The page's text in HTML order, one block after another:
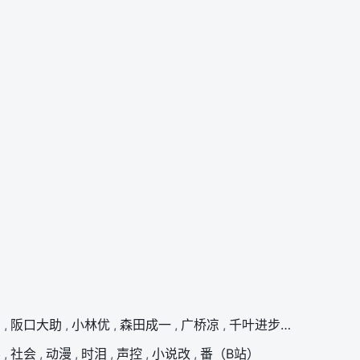
, 阪口大助 , 小林优 , 森田成一 , 广桥凉 , 千叶进步 ,
, 社会 , 动漫 , 时泪 , 声控 , 小说改 , 番（B站）